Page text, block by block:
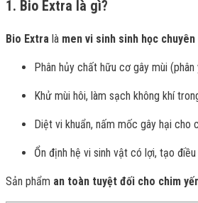
1. Bio Extra là gì?
Bio Extra là men vi sinh sinh học
Phân hủy chất hữu cơ gây mùi
Khử mùi hôi, làm sạch không khí
Diệt vi khuẩn, nấm mốc gây hại cho
Ổn định hệ vi sinh vật có lợi, tạo
Sản phẩm an toàn tuyệt đối cho chim